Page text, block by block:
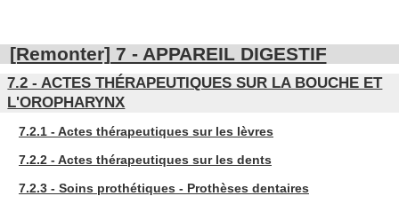
[Remonter] 7 - APPAREIL DIGESTIF
7.2 - ACTES THÉRAPEUTIQUES SUR LA BOUCHE ET
L'OROPHARYNX
7.2.1 - Actes thérapeutiques sur les lèvres
7.2.2 - Actes thérapeutiques sur les dents
7.2.3 - Soins prothétiques - Prothèses dentaires